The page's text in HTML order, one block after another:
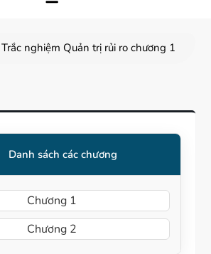
Trắc nghiệm Quản trị rủi ro chương 1
Danh sách các chương
Chương 1
Chương 2